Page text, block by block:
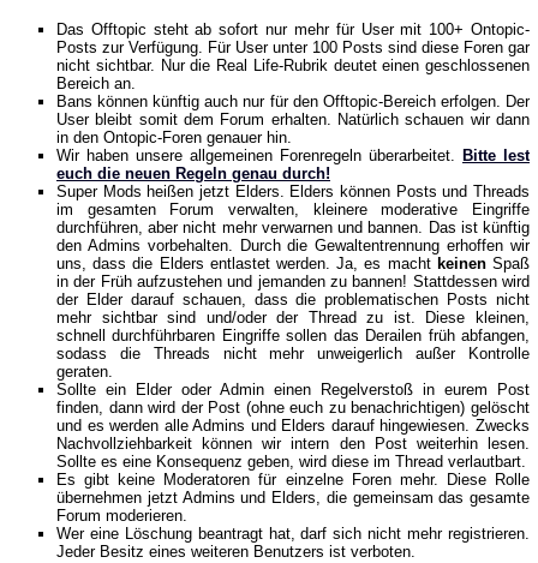
Das Offtopic steht ab sofort nur mehr für User mit 100+ Ontopic-
Posts zur Verfügung. Für User unter 100 Posts sind diese Foren gar
nicht sichtbar. Nur die Real Life-Rubrik deutet einen geschlossenen
Bereich an.
Bans können künftig auch nur für den Offtopic-Bereich erfolgen. Der
User bleibt somit dem Forum erhalten. Natürlich schauen wir dann
in den Ontopic-Foren genauer hin.
Wir haben unsere allgemeinen Forenregeln überarbeitet. Bitte lest
euch die neuen Regeln genau durch!
Super Mods heißen jetzt Elders. Elders können Posts und Threads
im gesamten Forum verwalten, kleinere moderative Eingriffe
durchführen, aber nicht mehr verwarnen und bannen. Das ist künftig
den Admins vorbehalten. Durch die Gewaltentrennung erhoffen wir
uns, dass die Elders entlastet werden. Ja, es macht keinenSpaß
in der Früh aufzustehen und jemanden zu bannen! Stattdessen wird
der Elder darauf schauen, dass die problematischen Posts nicht
mehr sichtbar sind und/oder der Thread zu ist. Diese kleinen,
schnell durchführbaren Eingriffe sollen das Derailen früh abfangen,
sodass die Threads nicht mehr unweigerlich außer Kontrolle
geraten.
Sollte ein Elder oder Admin einen Regelverstoß in eurem Post
finden, dann wird der Post (ohne euch zu benachrichtigen) gelöscht
und es werden alle Admins und Elders darauf hingewiesen. Zwecks
Nachvollziehbarkeit können wir intern den Post weiterhin lesen.
Sollte es eine Konsequenz geben, wird diese im Thread verlautbart.
Es gibt keine Moderatoren für einzelne Foren mehr. Diese Rolle
übernehmen jetzt Admins und Elders, die gemeinsam das gesamte
Forum moderieren.
Wer eine Löschung beantragt hat, darf sich nicht mehr registrieren.
Jeder Besitz eines weiteren Benutzers ist verboten.